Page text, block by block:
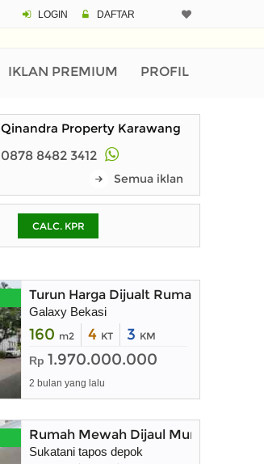
LOGIN DAFTAR
IKLAN PREMIUM PROFILPinjaman (PIN)
pada kotak-
Qinandra Property Karawang
0878 8482 3412
Semua iklan
CALC. KPR
Turun Harga Dijualt Rumah Mewah
Galaxy Bekasi
160 m2 4 KT 3 KM
Rp 1.970.000.000
2 bulan yang lalu
Rumah Mewah Dijaul Murah
Sukatani tapos depok